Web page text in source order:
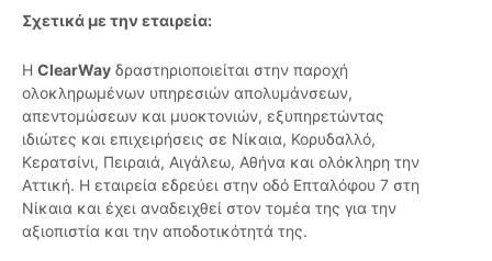
Σχετικά με την εταιρεία:
Η ClearWay δραστηριοποιείται στην παροχή
ολοκληρωμένων υπηρεσιών απολυμάνσεων,
απεντομώσεων και μυοκτονιών, εξυπηρετώντας
ιδιώτες και επιχειρήσεις σε Νίκαια, Κορυδαλλό,
Κερατσίνι, Πειραιά, Αιγάλεω, Αθήνα και ολόκληρη την
Αττική. Η εταιρεία εδρεύει στην οδό Επταλόφου 7 στη
Νίκαια και έχει αναδειχθεί στον τομέα της για την
αξιοπιστία και την αποδοτικότητά της.